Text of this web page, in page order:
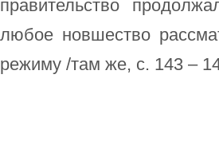
правительство
любое новшество
режиму /там же, с. 143 –